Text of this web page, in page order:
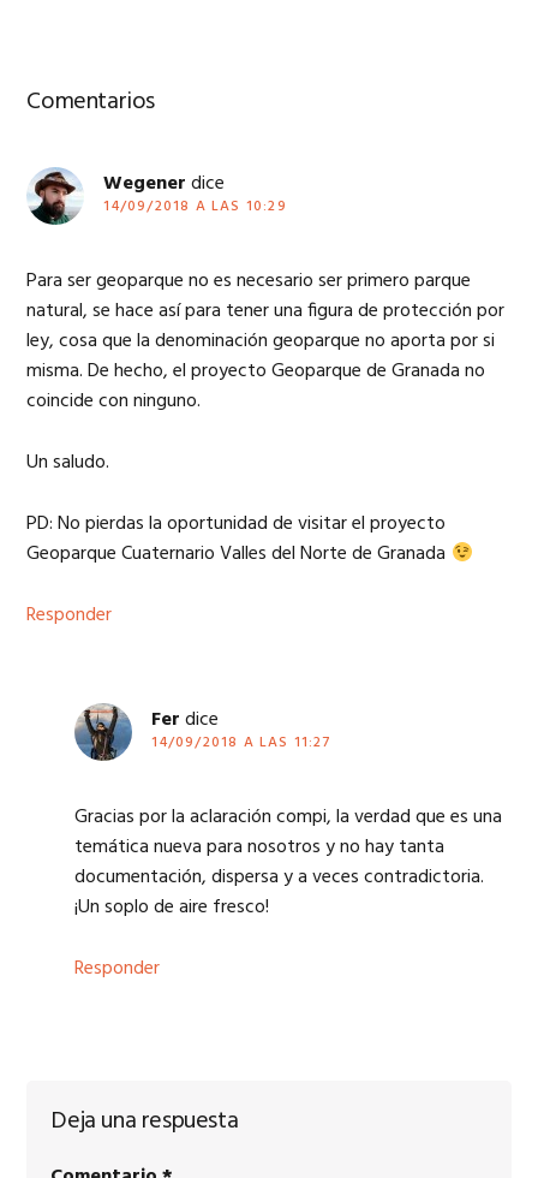
con
los
lectores
Comentarios
Wegener dice
14/09/2018 A LAS 10:29
Para ser geoparque no es necesario ser primero parque
natural, se hace así para tener una figura de protección por
ley, cosa que la denominación geoparque no aporta por si
misma. De hecho, el proyecto Geoparque de Granada no
coincide con ninguno.
Un saludo.
PD: No pierdas la oportunidad de visitar el proyecto
Geoparque Cuaternario Valles del Norte de Granada
Responder
Fer dice
14/09/2018 A LAS 11:27
Gracias por la aclaración compi, la verdad que es una
temática nueva para nosotros y no hay tanta
documentación, dispersa y a veces contradictoria.
¡Un soplo de aire fresco!
Responder
Deja una respuesta